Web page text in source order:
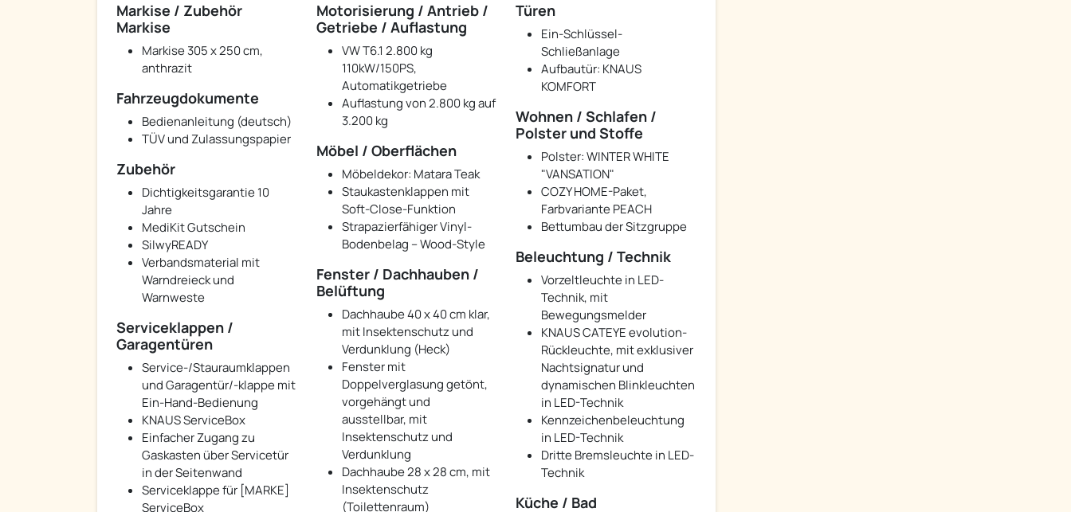
Markise / Zubehör
Markise
Markise 305 x 250 cm,
anthrazit
Motorisierung / Antrieb /
Getriebe / Auflastung
VW T6.1 2.800 kg
110kW/150PS,
Automatikgetriebe
Auflastung von 2.800 kg auf
3.200 kg
Türen
Ein-Schlüssel-
Schließanlage
Aufbautür: KNAUS
KOMFORT
Fahrzeugdokumente
Bedienanleitung (deutsch)
TÜV und Zulassungspapier
Wohnen / Schlafen /
Polster und Stoffe
Polster: WINTER WHITE
"VANSATION"
COZY HOME-Paket,
Farbvariante PEACH
Bettumbau der Sitzgruppe
Möbel / Oberflächen
Möbeldekor: Matara Teak
Staukastenklappen mit
Soft-Close-Funktion
Strapazierfähiger Vinyl-
Bodenbelag – Wood-Style
Zubehör
Dichtigkeitsgarantie 10
Jahre
MediKit Gutschein
SilwyREADY
Verbandsmaterial mit
Warndreieck und
Warnweste
Beleuchtung / Technik
Vorzeltleuchte in LED-
Technik, mit
Bewegungsmelder
KNAUS CATEYE evolution-
Rückleuchte, mit exklusiver
Nachtsignatur und
dynamischen Blinkleuchten
in LED-Technik
Kennzeichenbeleuchtung
in LED-Technik
Dritte Bremsleuchte in LED-
Technik
Fenster / Dachhauben /
Belüftung
Dachhaube 40 x 40 cm klar,
mit Insektenschutz und
Verdunklung (Heck)
Fenster mit
Doppelverglasung getönt,
vorgehängt und
ausstellbar, mit
Insektenschutz und
Verdunklung
Dachhaube 28 x 28 cm, mit
Insektenschutz
(Toilettenraum)
Serviceklappen /
Garagentüren
Service-/Stauraumklappen
und Garagentür/-klappe mit
Ein-Hand-Bedienung
KNAUS ServiceBox
Einfacher Zugang zu
Gaskasten über Servicetür
in der Seitenwand
Serviceklappe für [MARKE]
ServiceBox
Küche / Bad